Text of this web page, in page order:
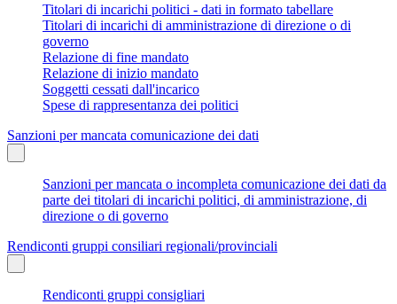
Titolari di incarichi politici - dati in formato tabellare
Titolari di incarichi di amministrazione di direzione o di
governo
Relazione di fine mandato
Relazione di inizio mandato
Soggetti cessati dall'incarico
Spese di rappresentanza dei politici
Sanzioni per mancata comunicazione dei dati
Sanzioni per mancata o incompleta comunicazione dei dati da
parte dei titolari di incarichi politici, di amministrazione, di
direzione o di governo
Rendiconti gruppi consiliari regionali/provinciali
Rendiconti gruppi consigliari